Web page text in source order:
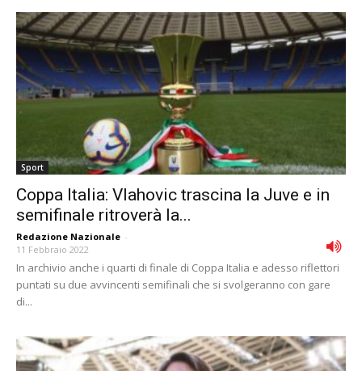
Sport
Coppa Italia: Vlahovic trascina la Juve e in
semifinale ritroverà la...
Redazione Nazionale -
11 Febbraio 2022
In archivio anche i quarti di finale di Coppa Italia e adesso riflettori
puntati su due avvincenti semifinali che si svolgeranno con gare
di...